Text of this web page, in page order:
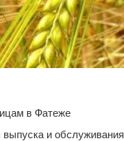
в Фатеже
и обслуживания